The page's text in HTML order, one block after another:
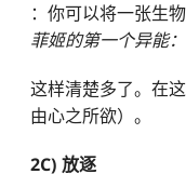
：你可以将一张生
菲姬的第一个异能：
这样清楚多了。在
由心之所欲）。
2C) 放逐